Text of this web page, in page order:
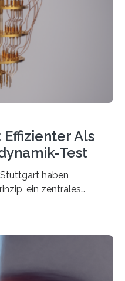
und -
nun hat eine
um den
Als
Test
haben
ein zentrales
deren physikalische
Das